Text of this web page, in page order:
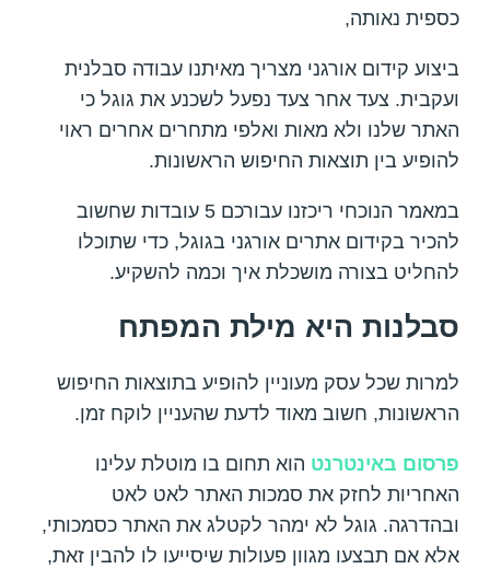
כספית נאותה,
ביצוע קידום אורגני מצריך מאיתנו עבודה סבלנית
ועקבית. צעד אחר צעד נפעל לשכנע את גוגל כי
האתר שלנו ולא מאות ואלפי מתחרים אחרים ראוי
להופיע בין תוצאות החיפוש הראשונות.
במאמר הנוכחי ריכזנו עבורכם 5 עובדות שחשוב
להכיר בקידום אתרים אורגני בגוגל, כדי שתוכלו
להחליט בצורה מושכלת איך וכמה להשקיע.
סבלנות היא מילת המפתח
למרות שכל עסק מעוניין להופיע בתוצאות החיפוש
הראשונות, חשוב מאוד לדעת שהעניין לוקח זמן.
פרסום באינטרנט הוא תחום בו מוטלת עלינו
האחריות לחזק את סמכות האתר לאט לאט
ובהדרגה. גוגל לא ימהר לקטלג את האתר כסמכותי,
אלא אם תבצעו מגוון פעולות שיסייעו לו להבין זאת,